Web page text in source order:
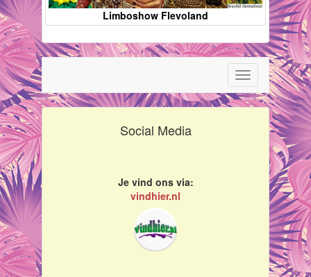
Limboshow Flevoland
Toggle
navigation
Social Media
Je vind ons via:
vindhier.nl